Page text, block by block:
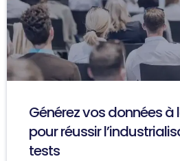
Générez vos données
pour réussir
tests